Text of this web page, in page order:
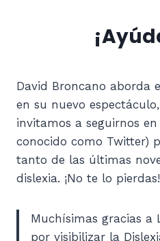
David Broncano aborda
en su nuevo
invitamos a seguirnos
conocido como Twitter)
tanto de las últimas
dislexia. ¡No te lo pierdas!
Muchísimas gracias a
por visibilizar la